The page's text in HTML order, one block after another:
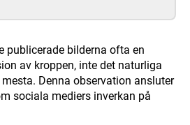
publicerade bilderna ofta en
av kroppen, inte det naturliga
Denna observation ansluter
sociala mediers inverkan på